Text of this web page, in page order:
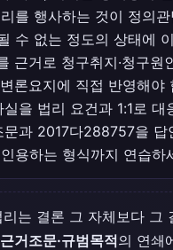
를 행사하는 것이 정의관
수 없는 정도의 상태에
근거로 청구취지·청구원
론요지에 직접 반영해야
을 법리 요건과 1:1로 대
문과 2017다288757을 답
용하는 형식까지 연습하
는 결론 그 자체보다 그
거조문·규범목적의 연쇄